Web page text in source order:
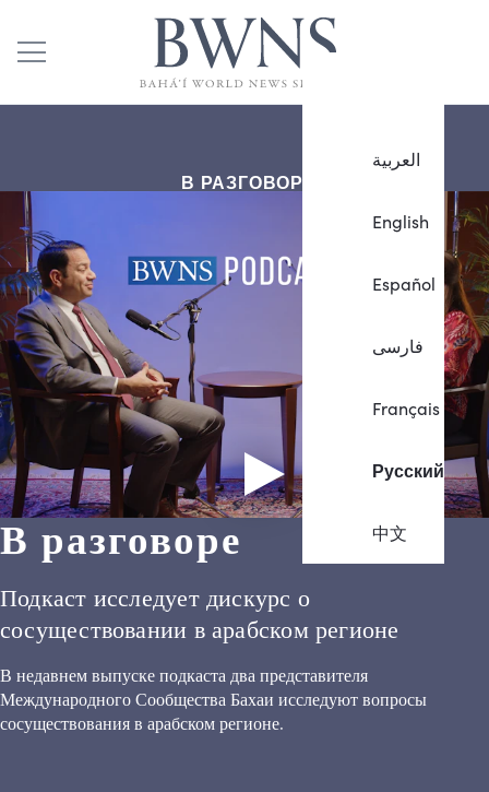
العربية
English
Español
فارسی
Français
Русский
中文
В РАЗГОВОРЕ
В разговоре
Подкаст исследует дискурс о
сосуществовании в арабском регионе
В недавнем выпуске подкаста два представителя
Международного Сообщества Бахаи исследуют вопросы
сосуществования в арабском регионе.